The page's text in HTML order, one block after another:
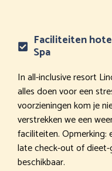
Faciliteiten
Spa
In all-inclusive resort
alles doen voor een
voorzieningen kom je
verstrekken we een
faciliteiten. Opmerking:
late check-out of
beschikbaar.